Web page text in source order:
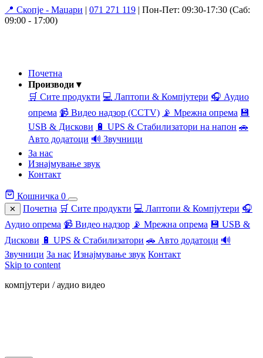
📍 Скопје - Маџари | 071 271 119 | Пон-Пет: 09:30-17:30 (Саб:
09:00 - 17:00)
Почетна
Производи ▾
🛒 Сите продукти 💻 Лаптопи & Компјутери 🎧 Аудио
опрема 📹 Видео надзор (CCTV) 📡 Мрежна опрема 💾
USB & Дискови 🔋 UPS & Стабилизатори на напон 🚗
Авто додатоци 🔊 Звучници
За нас
Изнајмување звук
Контакт
Кошничка 0
✕ Почетна 🛒 Сите продукти 💻 Лаптопи & Компјутери 🎧
Аудио опрема 📹 Видео надзор 📡 Мрежна опрема 💾 USB &
Дискови 🔋 UPS & Стабилизатори 🚗 Авто додатоци 🔊
Звучници За нас Изнајмување звук Контакт
Skip to content
компјутери / аудио видео